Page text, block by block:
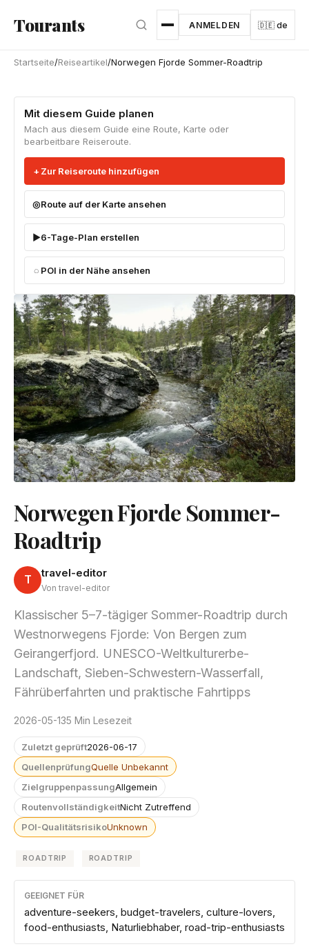
Tourants ANMELDEN 🇩🇪 de
Startseite/Reiseartikel/Norwegen Fjorde Sommer-Roadtrip
Mit diesem Guide planen
Mach aus diesem Guide eine Route, Karte oder
bearbeitbare Reiseroute.
Zur Reiseroute hinzufügen
Route auf der Karte ansehen
6-Tage-Plan erstellen
POI in der Nähe ansehen
Norwegen Fjorde Sommer-
Roadtrip
T travel-editor
Von travel-editor
Klassischer 5–7-tägiger Sommer-Roadtrip durch
Westnorwegens Fjorde: Von Bergen zum
Geirangerfjord. UNESCO-Weltkulturerbe-
Landschaft, Sieben-Schwestern-Wasserfall,
Fährüberfahrten und praktische Fahrtipps
2026-05-135 Min Lesezeit
Zuletzt geprüft2026-06-17
QuellenprüfungQuelle Unbekannt
ZielgruppenpassungAllgemein
RoutenvollständigkeitNicht Zutreffend
POI-QualitätsrisikoUnknown
ROADTRIP ROADTRIP
GEEIGNET FÜR
adventure-seekers, budget-travelers, culture-lovers,
food-enthusiasts, Naturliebhaber, road-trip-enthusiasts